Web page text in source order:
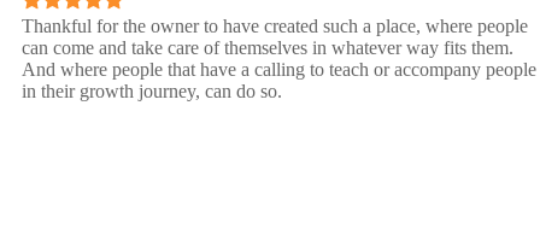
Thankful for the owner to have created such a place, where people
can come and take care of themselves in whatever way fits them.
And where people that have a calling to teach or accompany people
in their growth journey, can do so.